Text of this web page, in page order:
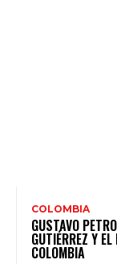
COLOMBIA
GUSTAVO
GUTIÉRREZ Y
COLOMBIA